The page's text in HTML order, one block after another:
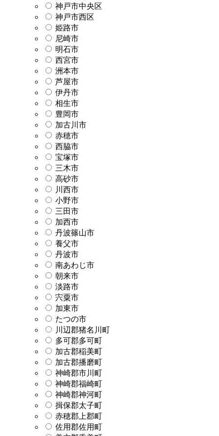
神戸市中央区
神戸市西区
姫路市
尼崎市
明石市
西宮市
洲本市
芦屋市
伊丹市
相生市
豊岡市
加古川市
赤穂市
西脇市
宝塚市
三木市
高砂市
川西市
小野市
三田市
加西市
丹波篠山市
養父市
丹波市
南あわじ市
朝来市
淡路市
宍粟市
加東市
たつの市
川辺郡猪名川町
多可郡多可町
加古郡稲美町
加古郡播磨町
神崎郡市川町
神崎郡福崎町
神崎郡神河町
揖保郡太子町
赤穂郡上郡町
佐用郡佐用町